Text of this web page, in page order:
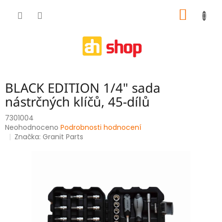
BLACK EDITION 1/4" sada
nástrčných klíčů, 45-dílů
7301004
Průměrné
hodnocení
Neohodnoceno Podrobnosti hodnocení
Značka:Granit Parts